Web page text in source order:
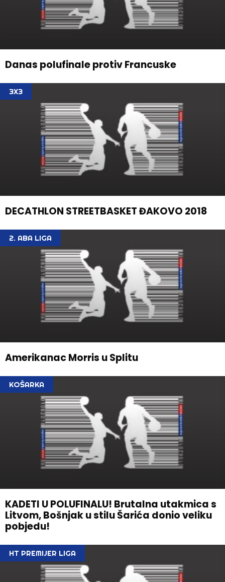
Danas polufinale protiv Francuske
3X3
DECATHLON STREETBASKET ĐAKOVO 2018
2. ABA LIGA
Amerikanac Morris u Splitu
KOŠARKA
KADETI U POLUFINALU! Brutalna utakmica s
Litvom, Bošnjak u stilu Šarića donio veliku
pobjedu!
HT PREMIJER LIGA